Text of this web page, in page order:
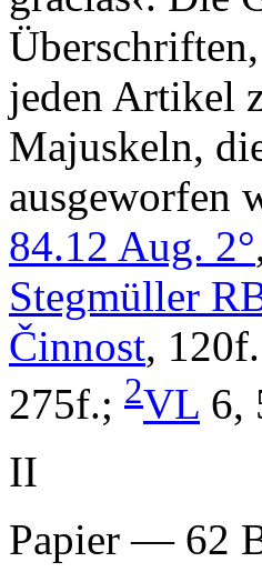
jeden Artikel
Majuskeln,
ausgeworfen
84.12 Aug. 2°
Stegmüller
Činnost,
275f.; 2VL 6,
II
Papier — 62